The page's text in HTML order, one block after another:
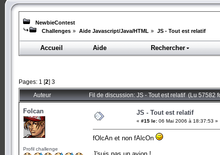
NewbieContest
Challenges » Aide Javascript/Java/HTML » JS - Tout est relatif
Accueil Aide Rechercher
Pages: 1 [2] 3
Auteur Fil de discussion: JS - Tout est relatif (Lu 57582
Folcan
Profil challenge
JS - Tout est relatif
« #15 le: 06 Mai 2006 à 18:37:53 »
fOlcAn et non fAlcOn